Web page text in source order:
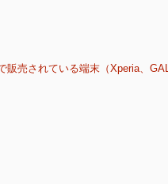
売されている端末（Xperia、